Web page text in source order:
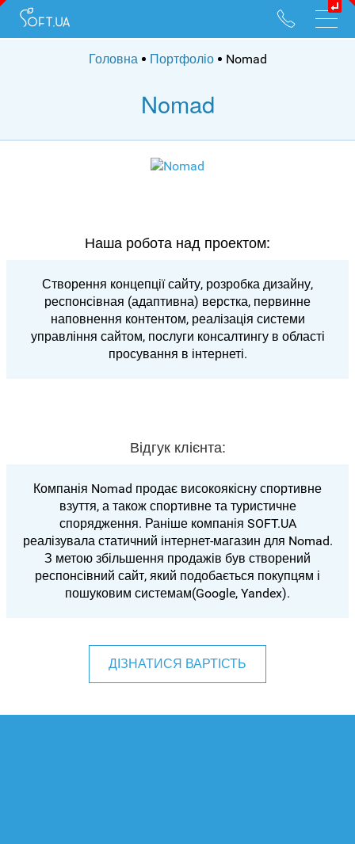
096 528 10 88
095 022 53 84
Головна Портфоліо Nomad
Nomad
Наша робота над проектом:
Створення концепції сайту, розробка дизайну,
респонсівная (адаптивна) верстка, первинне
наповнення контентом, реалізація системи
управління сайтом, послуги консалтингу в області
просування в інтернеті.
Відгук клієнта:
Компанія Nomad продає високоякісну спортивне
взуття, а також спортивне та туристичне
спорядження. Раніше компанія SOFT.UA
реалізувала статичний інтернет-магазин для Nomad.
З метою збільшення продажів був створений
респонсівний сайт, який подобається покупцям і
пошуковим системам(Google, Yandex).
ДІЗНАТИСЯ ВАРТІСТЬ